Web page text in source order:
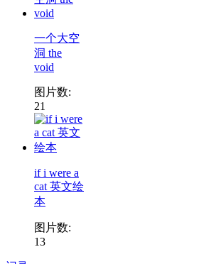
一个大空
洞 the
void
图片数:
21
if i were a
cat 英文绘
本
图片数:
13